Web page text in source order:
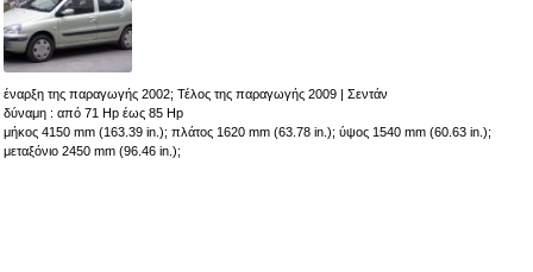
έναρξη της παραγωγής 2002; Τέλος της παραγωγής 2009 | Σεντάν
δύναμη : από 71 Hp έως 85 Hp
μήκος 4150 mm (163.39 in.); πλάτος 1620 mm (63.78 in.); ύψος 1540 mm (60.63 in.);
μεταξόνιο 2450 mm (96.46 in.);